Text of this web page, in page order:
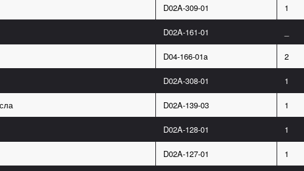
D02A-309-01 1
D02A-161-01
D04-166-01a 2
D02A-308-01 1
D02A-139-03 1
D02A-128-01 1
D02A-127-01 1